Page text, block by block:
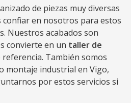
de piezas muy diversas
confiar en nosotros para estos
Nuestros acabados son
convierte en un taller de
referencia. También somos
montaje industrial en Vigo,
por estos servicios si